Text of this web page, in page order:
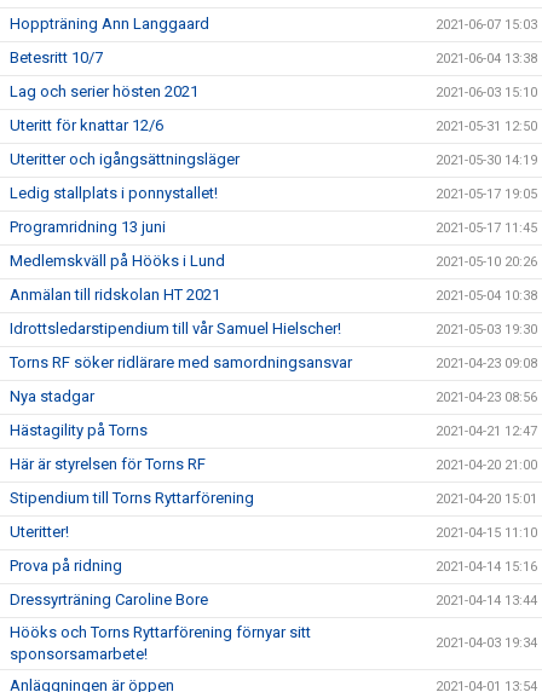
Hoppträning Ann Langgaard 2021-06-07 15:03
Betesritt 10/7 2021-06-04 13:38
Lag och serier hösten 2021 2021-06-03 15:10
Uteritt för knattar 12/6 2021-05-31 12:50
Uteritter och igångsättningsläger 2021-05-30 14:19
Ledig stallplats i ponnystallet! 2021-05-17 19:05
Programridning 13 juni 2021-05-17 11:45
Medlemskväll på Hööks i Lund 2021-05-10 20:26
Anmälan till ridskolan HT 2021 2021-05-04 10:38
Idrottsledarstipendium till vår Samuel Hielscher! 2021-05-03 19:30
Torns RF söker ridlärare med samordningsansvar 2021-04-23 09:08
Nya stadgar 2021-04-23 08:56
Hästagility på Torns 2021-04-21 12:47
Här är styrelsen för Torns RF 2021-04-20 21:00
Stipendium till Torns Ryttarförening 2021-04-20 15:01
Uteritter! 2021-04-15 11:10
Prova på ridning 2021-04-14 15:16
Dressyrträning Caroline Bore 2021-04-14 13:44
Hööks och Torns Ryttarförening förnyar sitt
sponsorsamarbete!
2021-04-03 19:34
Anläggningen är öppen 2021-04-01 13:54